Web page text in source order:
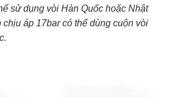
sử dụng vòi Hàn Quốc hoặc Nhật
chịu áp 17bar có thể dùng cuộn vòi